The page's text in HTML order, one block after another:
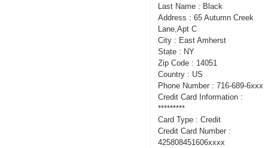
Last Name : Black
Address : 65 Autumn Creek
Lane,Apt C
City : East Amherst
State : NY
Zip Code : 14051
Country : US
Phone Number : 716-689-6xxx
Credit Card Information :
*********
Card Type : Credit
Credit Card Number :
425808451606xxxx